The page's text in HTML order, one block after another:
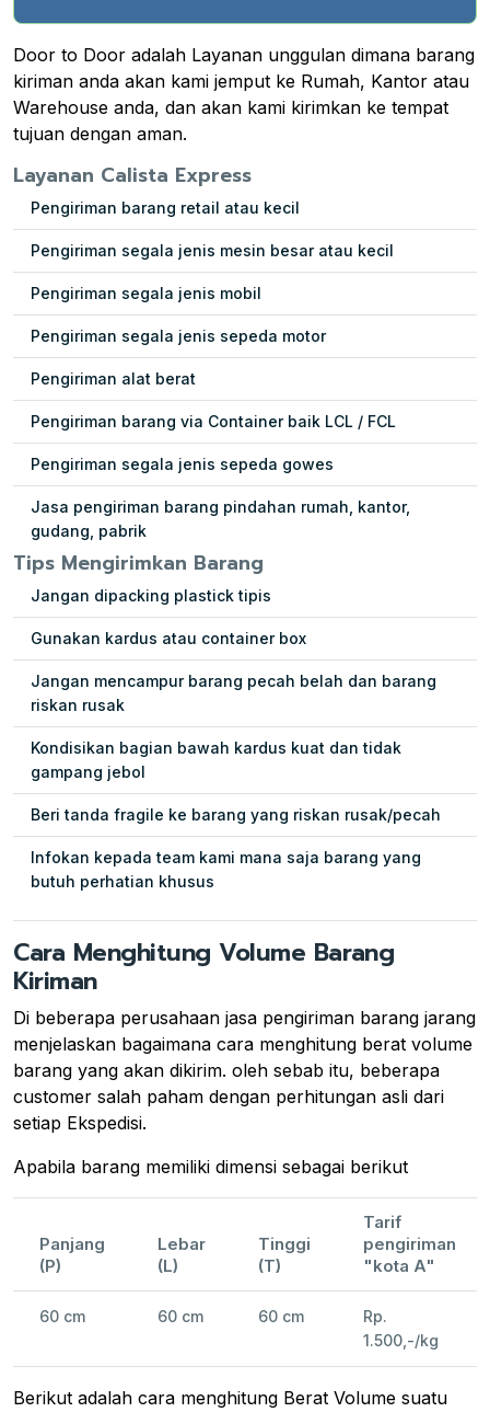
Door to Door adalah Layanan unggulan dimana barang
kiriman anda akan kami jemput ke Rumah, Kantor atau
Warehouse anda, dan akan kami kirimkan ke tempat
tujuan dengan aman.
Layanan Calista Express
Pengiriman barang retail atau kecil
Pengiriman segala jenis mesin besar atau kecil
Pengiriman segala jenis mobil
Pengiriman segala jenis sepeda motor
Pengiriman alat berat
Pengiriman barang via Container baik LCL / FCL
Pengiriman segala jenis sepeda gowes
Jasa pengiriman barang pindahan rumah, kantor,
gudang, pabrik
Tips Mengirimkan Barang
Jangan dipacking plastick tipis
Gunakan kardus atau container box
Jangan mencampur barang pecah belah dan barang
riskan rusak
Kondisikan bagian bawah kardus kuat dan tidak
gampang jebol
Beri tanda fragile ke barang yang riskan rusak/pecah
Infokan kepada team kami mana saja barang yang
butuh perhatian khusus
Cara Menghitung Volume Barang
Kiriman
Di beberapa perusahaan jasa pengiriman barang jarang
menjelaskan bagaimana cara menghitung berat volume
barang yang akan dikirim. oleh sebab itu, beberapa
customer salah paham dengan perhitungan asli dari
setiap Ekspedisi.
Apabila barang memiliki dimensi sebagai berikut
Panjang
(P)
Lebar
(L)
Tinggi
(T)
Tarif
pengiriman
"kota A"
60 cm 60 cm 60 cm
Rp.
1.500,-/kg
Berikut adalah cara menghitung Berat Volume suatu